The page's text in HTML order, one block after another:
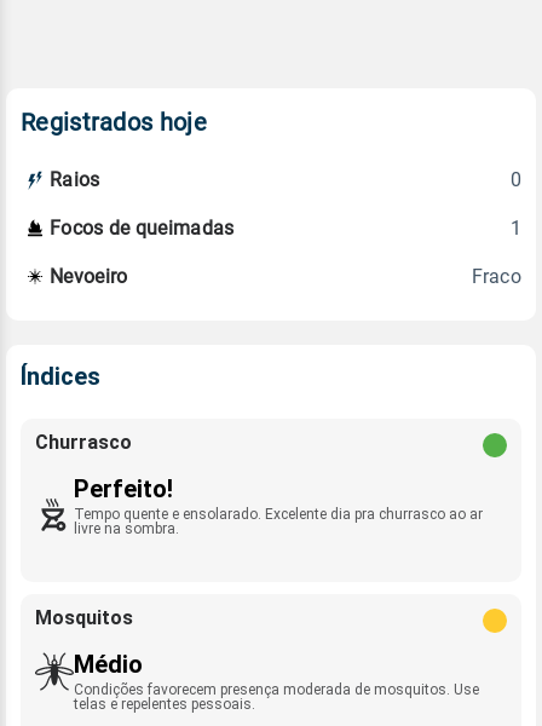
Registrados hoje
Raios 0
Focos de queimadas 1
Nevoeiro Fraco
Índices
Churrasco
Perfeito!
Tempo quente e ensolarado. Excelente dia pra churrasco ao ar
livre na sombra.
Mosquitos
Médio
Condições favorecem presença moderada de mosquitos. Use
telas e repelentes pessoais.